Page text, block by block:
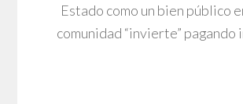
Estado como un bien público
comunidad “invierte” pagando